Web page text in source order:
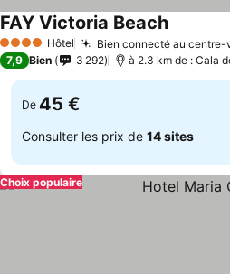
4 Étoiles Hôtel Bien connecté au centre-
FAY Victoria Beach
7,9 Bien 3 292 à 2.3 km de : Cala
De 45 €
Consulter les prix de 14 sites
Choix populaire